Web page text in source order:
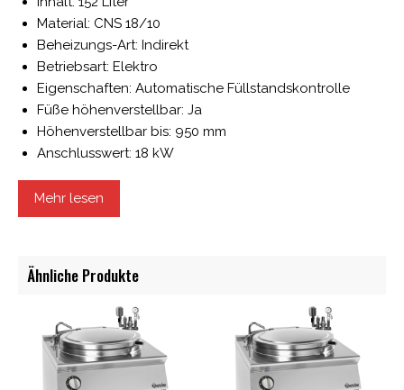
Material: CNS 18/10
Beheizungs-Art: Indirekt
Betriebsart: Elektro
Eigenschaften: Automatische Füllstandskontrolle
Füße höhenverstellbar: Ja
Höhenverstellbar bis: 950 mm
Anschlusswert: 18 kW
Auf Anfrage lieferbar: -
Frequenz: 50/60 Hz
Mehr lesen
Ähnliche Produkte